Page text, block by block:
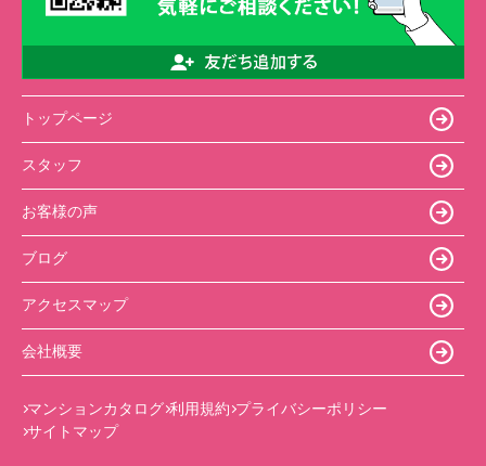
トップページ
スタッフ
お客様の声
ブログ
アクセスマップ
会社概要
マンションカタログ 利用規約 プライバシーポリシー
サイトマップ